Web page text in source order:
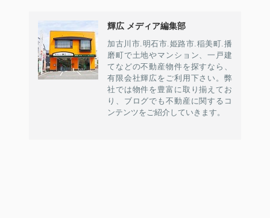
輝広 メディア編集部
加古川市.明石市.姫路市.稲美町.播
磨町で土地やマンション、一戸建
てなどの不動産物件を探すなら、
有限会社輝広をご利用下さい。弊
社では物件を豊富に取り揃えてお
り、ブログでも不動産に関するコ
ンテンツをご紹介していきます。